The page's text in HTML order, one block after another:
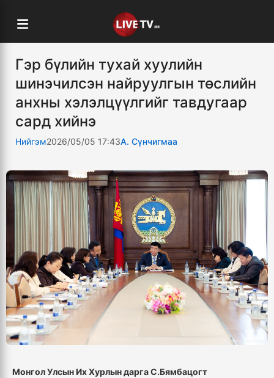
Гэр бүлийн тухай хуулийн
шинэчилсэн найруулгын төслийн
анхны хэлэлцүүлгийг тавдугаар
сард хийнэ
Нийгэм2026/05/05 17:43А. Сүнчигмаа
Монгол Улсын Их Хурлын дарга С.Бямбацогт